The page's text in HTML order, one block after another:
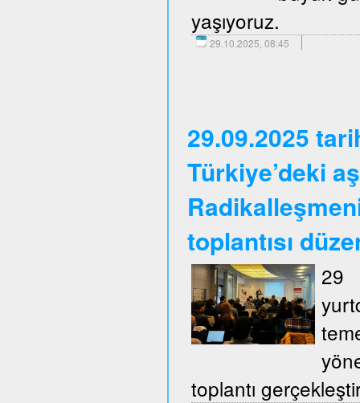
yaşıyoruz.
29.10.2025, 08:45
29.09.2025
Türkiye’deki
toplantısı
29
toplantı